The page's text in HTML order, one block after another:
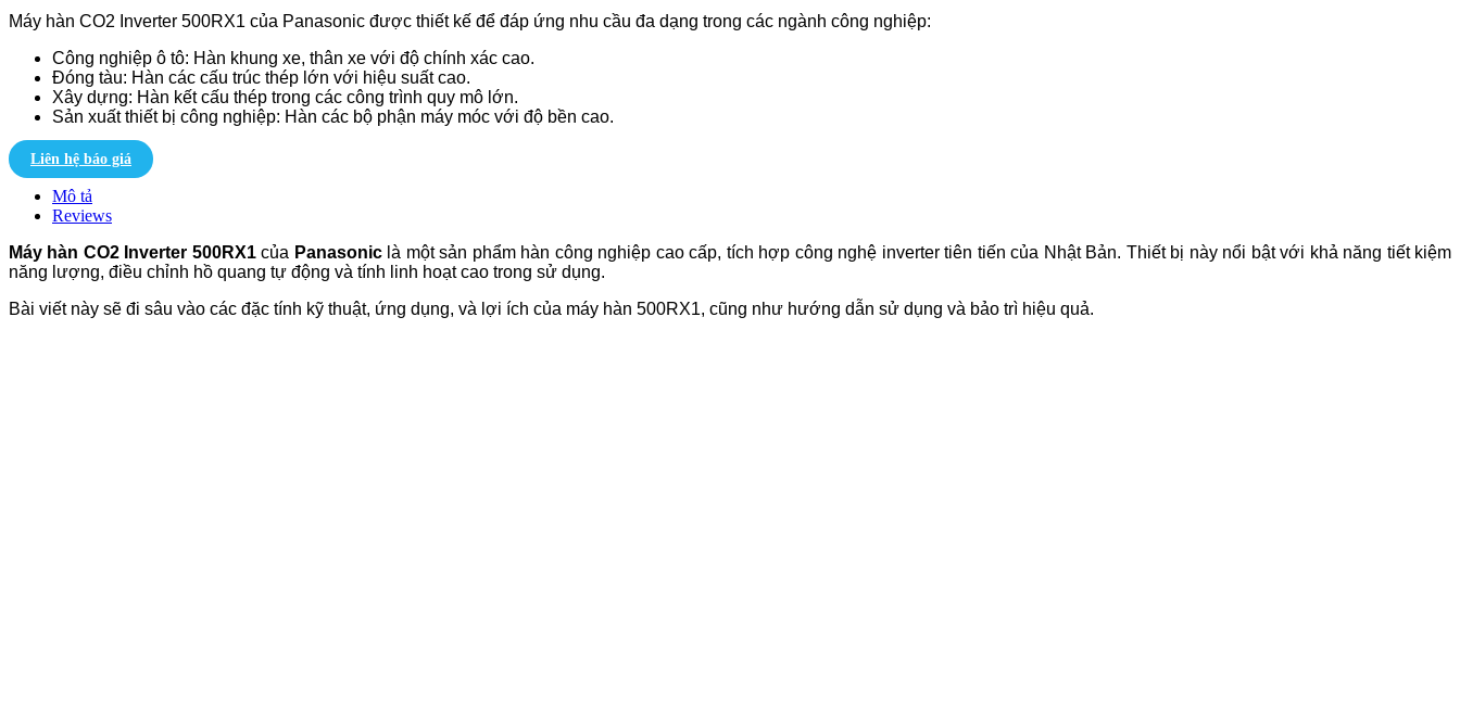
Máy hàn CO2 Inverter 500RX1 của Panasonic được thiết kế để đáp ứng nhu cầu đa dạng trong các ngành công nghiệp:
Công nghiệp ô tô: Hàn khung xe, thân xe với độ chính xác cao.
Đóng tàu: Hàn các cấu trúc thép lớn với hiệu suất cao.
Xây dựng: Hàn kết cấu thép trong các công trình quy mô lớn.
Sản xuất thiết bị công nghiệp: Hàn các bộ phận máy móc với độ bền cao.
Liên hệ báo giá
Mô tả
Reviews
Máy hàn CO2 Inverter 500RX1của Panasoniclà một sản phẩm hàn công nghiệp cao cấp, tích hợp công nghệ inverter tiên tiến của Nhật Bản. Thiết bị này nổi bật với khả năng tiết kiệm
năng lượng, điều chỉnh hồ quang tự động và tính linh hoạt cao trong sử dụng.
Bài viết này sẽ đi sâu vào các đặc tính kỹ thuật, ứng dụng, và lợi ích của máy hàn 500RX1, cũng như hướng dẫn sử dụng và bảo trì hiệu quả.